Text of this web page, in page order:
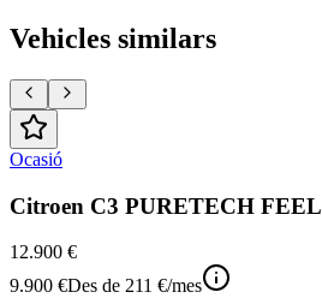
Vehicles similars
Ocasió
Citroen C3 PURETECH FEEL
12.900 €
9.900 €Des de 211 €/mes